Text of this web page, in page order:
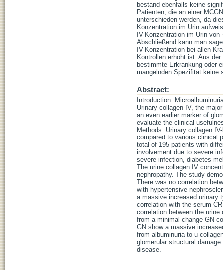
bestand ebenfalls keine
Patienten, die an einer
unterschieden werden, da
Konzentration im Urin
IV-Konzentration im Urin
Abschließend kann man
IV-Konzentration bei allen
Kontrollen erhöht ist. Aus
bestimmte Erkrankung oder
mangelnden Spezifität keine
Abstract:
Introduction:
Urinary collagen IV, the
an even earlier marker of
evaluate the clinical
Methods: Urinary collagen
compared to various clinical
total of 195 patients with
involvement due to severe
severe infection, diabetes
The urine collagen IV
nephropathy. The study
There was no correlation
with hypertensive
a massive increased urinary
correlation with the serum
correlation between the
from a minimal change GN
GN show a massive
from albuminuria to u-
glomerular structural
disease.